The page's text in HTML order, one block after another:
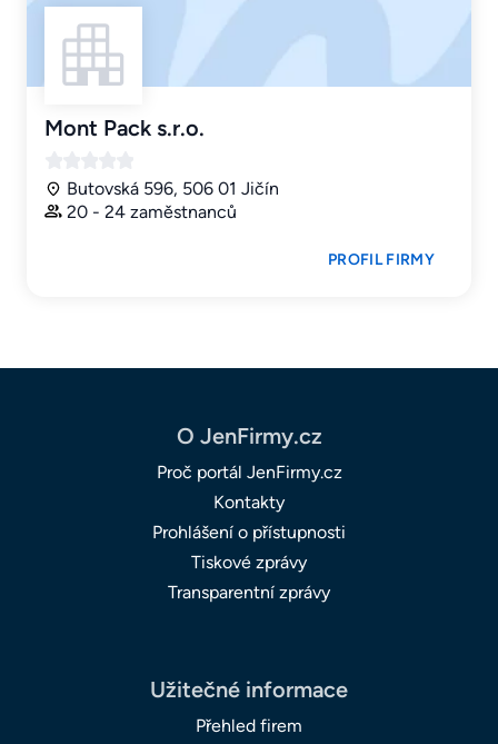
Mont Pack s.r.o.
Butovská 596, 506 01 Jičín
20 - 24 zaměstnanců
PROFIL FIRMY
O JenFirmy.cz
Proč portál JenFirmy.cz
Kontakty
Prohlášení o přístupnosti
Tiskové zprávy
Transparentní zprávy
Užitečné informace
Přehled firem